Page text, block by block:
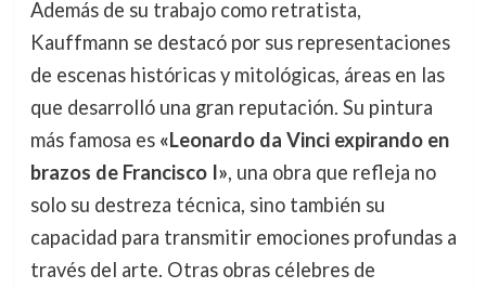
Además de su trabajo como retratista,
Kauffmann se destacó por sus representaciones
de escenas históricas y mitológicas, áreas en las
que desarrolló una gran reputación. Su pintura
más famosa es «Leonardo da Vinci expirando en
brazos de Francisco I», una obra que refleja no
solo su destreza técnica, sino también su
capacidad para transmitir emociones profundas a
través del arte. Otras obras célebres de